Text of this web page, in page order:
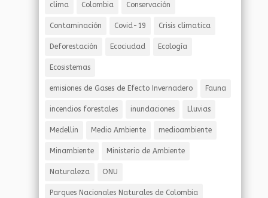
clima Colombia Conservación
Contaminación Covid-19 Crisis climatica
Deforestación Ecociudad Ecología
Ecosistemas
emisiones de Gases de Efecto Invernadero Fauna
incendios forestales inundaciones Lluvias
Medellin Medio Ambiente medioambiente
Minambiente Ministerio de Ambiente
Naturaleza ONU
Parques Nacionales Naturales de Colombia